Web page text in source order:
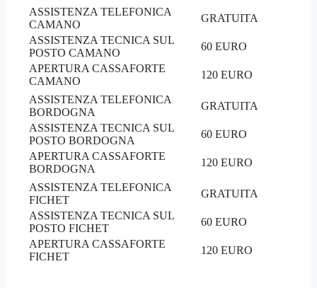
ASSISTENZA TELEFONICA
CAMANO
GRATUITA
ASSISTENZA TECNICA SUL
POSTO CAMANO
60 EURO
APERTURA CASSAFORTE
CAMANO
120 EURO
ASSISTENZA TELEFONICA
BORDOGNA
GRATUITA
ASSISTENZA TECNICA SUL
POSTO BORDOGNA
60 EURO
APERTURA CASSAFORTE
BORDOGNA
120 EURO
ASSISTENZA TELEFONICA
FICHET
GRATUITA
ASSISTENZA TECNICA SUL
POSTO FICHET
60 EURO
APERTURA CASSAFORTE
FICHET
120 EURO